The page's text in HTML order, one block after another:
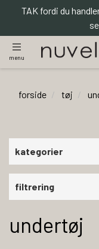
TAK fordi du
menu
forside tøj
kategorier
filtrering
undertøj